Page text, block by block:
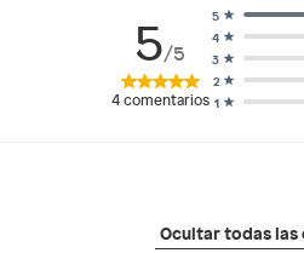
5/5
4 comentarios 1
2
3
4
5
Ocultar todas